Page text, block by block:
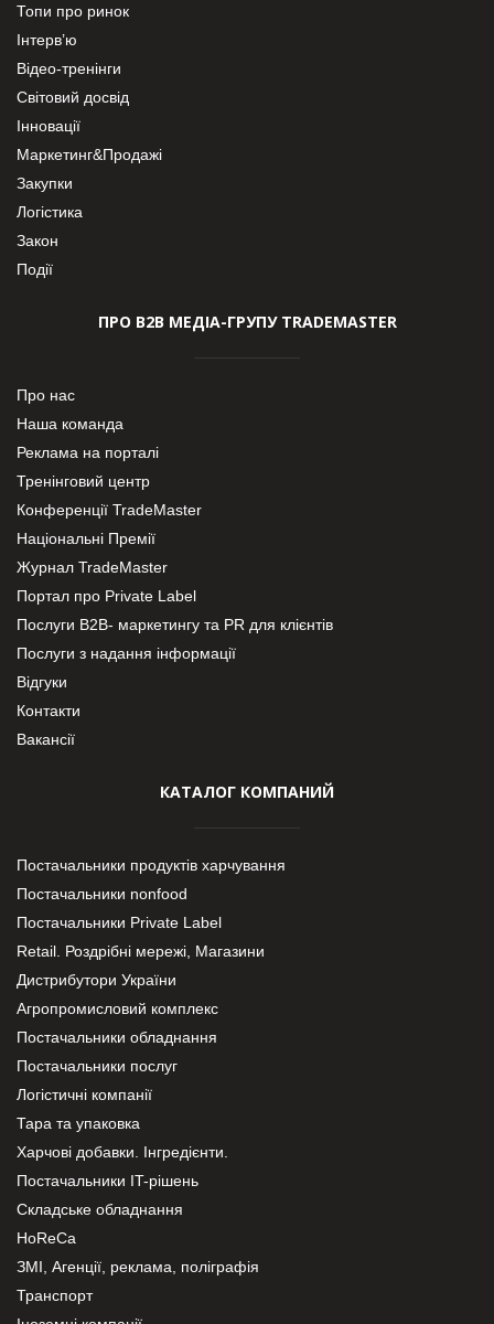
Топи про ринок
Інтерв’ю
Відео-тренінги
Світовий досвід
Інновації
Маркетинг&Продажі
Закупки
Логістика
Закон
Події
ПРО В2В МЕДІА-ГРУПУ TRADEMASTER
Про нас
Наша команда
Реклама на порталі
Тренінговий центр
Конференції TradeMaster
Національні Премії
Журнал TradeMaster
Портал про Private Label
Послуги В2В- маркетингу та PR для клієнтів
Послуги з надання інформації
Відгуки
Контакти
Вакансії
КАТАЛОГ КОМПАНИЙ
Постачальники продуктів харчування
Постачальники nonfood
Постачальники Private Label
Retail. Роздрібні мережі, Магазини
Дистрибутори України
Агропромисловий комплекс
Постачальники обладнання
Постачальники послуг
Логістичні компанії
Тара та упаковка
Харчові добавки. Інгредієнти.
Постачальники IT-рішень
Складське обладнання
HoReCa
ЗМІ, Агенції, реклама, поліграфія
Транспорт